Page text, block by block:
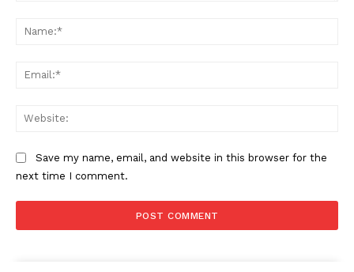
Save my name, email, and website in this browser for the
next time I comment.